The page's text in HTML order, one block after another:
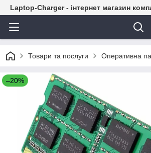
Laptop-Charger - інтернет магазин
Товари та послуги Оперативна
–20%